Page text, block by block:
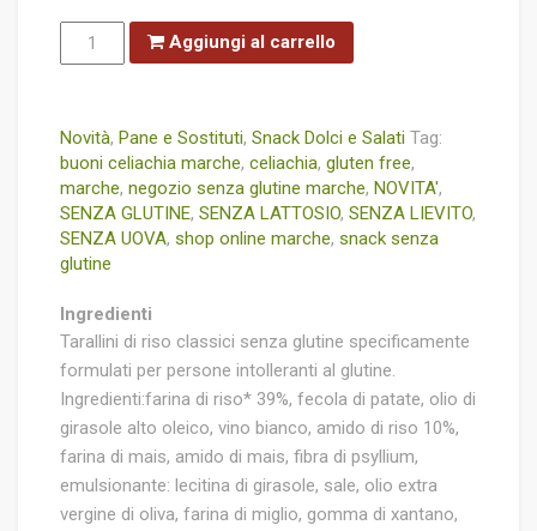
Mora
Marco
Dhoraty
quantità
Aggiungi al carrello
Novità, Pane e Sostituti, Snack Dolci e Salati Tag:
buoni celiachia marche, celiachia, gluten free,
marche, negozio senza glutine marche, NOVITA',
SENZA GLUTINE, SENZA LATTOSIO, SENZA LIEVITO,
SENZA UOVA, shop online marche, snack senza
glutine
Ingredienti
Tarallini di riso classici senza glutine specificamente
formulati per persone intolleranti al glutine.
Ingredienti:farina di riso* 39%, fecola di patate, olio di
girasole alto oleico, vino bianco, amido di riso 10%,
farina di mais, amido di mais, fibra di psyllium,
emulsionante: lecitina di girasole, sale, olio extra
vergine di oliva, farina di miglio, gomma di xantano,